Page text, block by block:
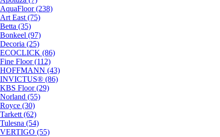
AquaFloor (238)
Art East (75)
Betta (35)
Bonkeel (97)
Decoria (25)
ECOCLICK (86)
Fine Floor (112)
HOFFMANN (43)
INVICTUS® (86)
KBS Floor (29)
Norland (55)
Royce (30)
Tarkett (62)
Tulesna (54)
VERTIGO (55)